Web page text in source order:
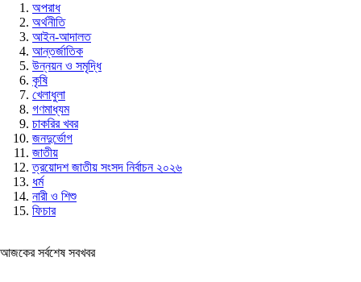
অপরাধ
অর্থনীতি
আইন-আদালত
আন্তর্জাতিক
উন্নয়ন ও সমৃদ্ধি
কৃষি
খেলাধুলা
গণমাধ্যম
চাকরির খবর
জনদুর্ভোগ
জাতীয়
ত্রয়োদশ জাতীয় সংসদ নির্বাচন ২০২৬
ধর্ম
নারী ও শিশু
ফিচার
আজকের সর্বশেষ সবখবর